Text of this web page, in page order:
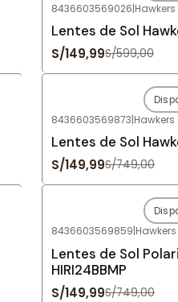
Agotado
8436603569026|Hawkers
Lentes de Sol
S/149,99S/599,00
Agotado
8436603569873|Hawkers
Lentes de Sol
S/149,99S/749,00
Agotado
8436603569859|Hawkers
Lentes de Sol
HIRI24BBMP
S/149,99S/749,00